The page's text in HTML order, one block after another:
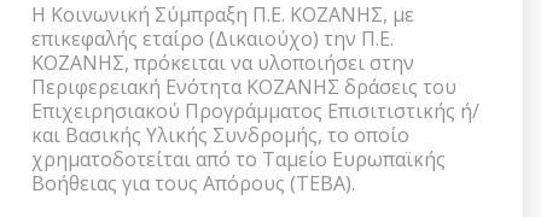
Η Κοινωνική Σύμπραξη Π.Ε. ΚΟΖΑΝΗΣ, με
επικεφαλής εταίρο (Δικαιούχο) την Π.Ε.
ΚΟΖΑΝΗΣ, πρόκειται να υλοποιήσει στην
Περιφερειακή Ενότητα ΚΟΖΑΝΗΣ δράσεις του
Επιχειρησιακού Προγράμματος Επισιτιστικής ή/
και Βασικής Υλικής Συνδρομής, το οποίο
χρηματοδοτείται από το Ταμείο Ευρωπαϊκής
Βοήθειας για τους Απόρους (ΤΕΒΑ).